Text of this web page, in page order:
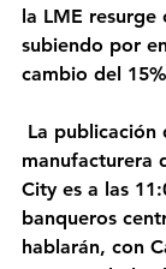
la LME resurge
subiendo por
cambio del
manufacturera
City es a las
banqueros
hablarán, con